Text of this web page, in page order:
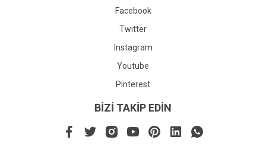
Facebook
Twitter
Instagram
Youtube
Pinterest
BİZİ TAKİP EDİN